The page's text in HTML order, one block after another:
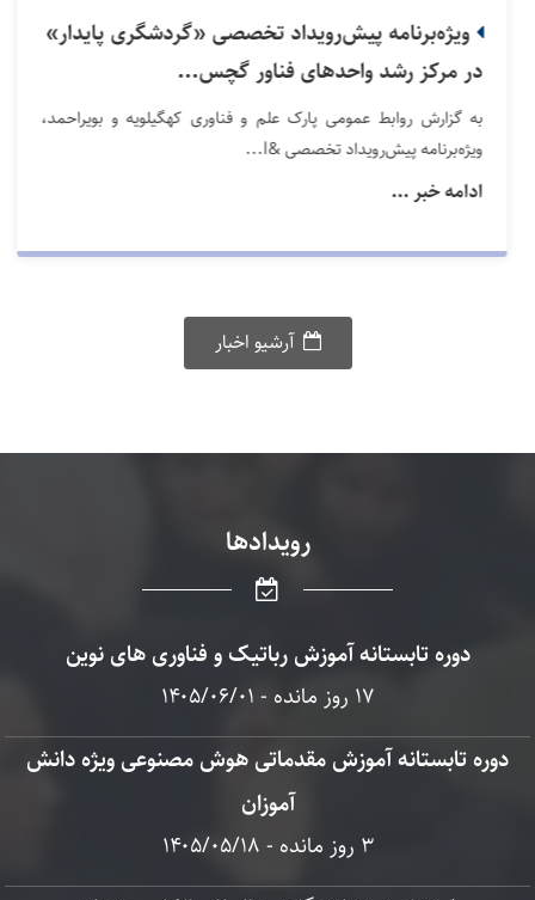
ویژه‌برنامه پیش‌رویداد تخصصی «گردشگری پایدار»
در مرکز رشد واحدهای فناور گچس...
به گزارش روابط عمومی پارک علم و فناوری کهگیلویه و بویراحمد،
ویژه‌برنامه پیش‌رویداد تخصصی &l...
ادامه خبر ...
آرشیو اخبار
رویدادها
دوره تابستانه آموزش رباتیک و فناوری های نوین
17 روز مانده - ۱۴۰۵/۰۶/۰۱
دوره تابستانه آموزش مقدماتی هوش مصنوعی ویژه دانش
آموزان
3 روز مانده - ۱۴۰۵/۰۵/۱۸